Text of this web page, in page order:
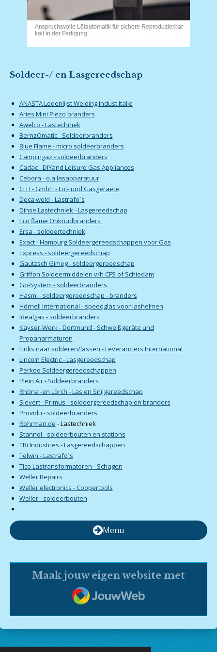
Soldeer-/ en Lasgereedschap
ANASTA Ledenlijst Welding Indust.Italie
Aries Mini Piëzo branders
Awelco - Lastechniek
BernzOmatic - Soldeerbranders
Blue Flame - micro soldeerbranders
Campingaz - soldeerbranders
Cadac - DIYand Leisure Gas Appliances
Cebora - o.a lasapparatuur
CFH - GmbH - Löt- und Gasgeraete
Deca weld - Lastrafo´s
Dinse Lastechniek - Lasgereedschap
Eco flame Onkruidbranders
Ersa - soldeertechniek
Exact - Hamburg Soldeergereedschappen voor Gas
Express - soldeergereedschap
Gautzsch Gimeg - soldeergereedschap
Griffon Soldeermiddelen v/h CFS of Schiedam
Go-System - soldeerbranders
Hasmi - soldeergereedschap - branders
Hörnell International - speedglas voor lashelmen
Idealgas - soldeerbranders
Kayser-Werk - Dortmund - Schweißgeräte und
Propanarmaturen
Links naar solderen/lassen - Leveranciers International
Lincoln Electric - Lasgereedschap
Perkeo Soldeergereedschappen
Plein Air - Soldeerbranders
Rhöna -en Lörch - Las en Snijgereedschap
Sievert - Primus - soldeergereedschap en branders
Providu - soldeerbranders
Rohrman.de - Lastechniek
Stannol - soldeerbouten en stations
TBi Industries - Lasgereedschappen
Telwin - Lastrafo´s
Tico Lastransformatoren - Schagen
Weller Repairs
Weller electronics - Coopertools
Weller - soldeerbouten
Menu
Maak jouw eigen website met
JouwWeb